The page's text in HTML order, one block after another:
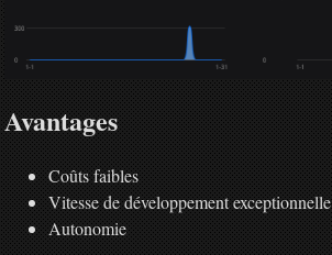
Avantages
Coûts faibles
Vitesse de développement exceptionnelle
Autonomie